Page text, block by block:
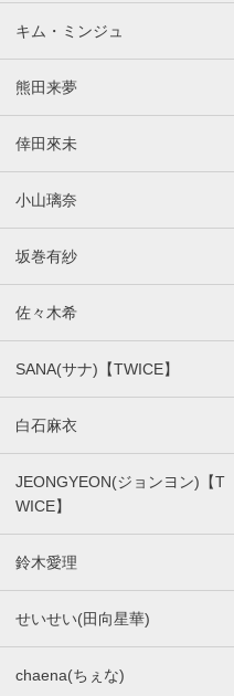
キム・ミンジュ
熊田来夢
倖田來未
小山璃奈
坂巻有紗
佐々木希
SANA(サナ)【TWICE】
白石麻衣
JEONGYEON(ジョンヨン)【T
WICE】
鈴木愛理
せいせい(田向星華)
chaena(ちぇな)